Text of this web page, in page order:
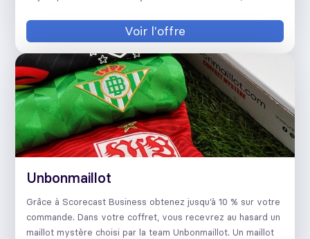
Voir l'offre
Unbonmaillot
Grâce à Scorecast Business obtenez jusqu’à 10 % sur votre
commande. Dans votre coffret, vous recevrez au hasard un
maillot mystère choisi par la team Unbonmaillot. Un maillot